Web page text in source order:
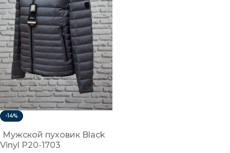
-14%
Мужской пуховик Black
Vinyl Р20-1703